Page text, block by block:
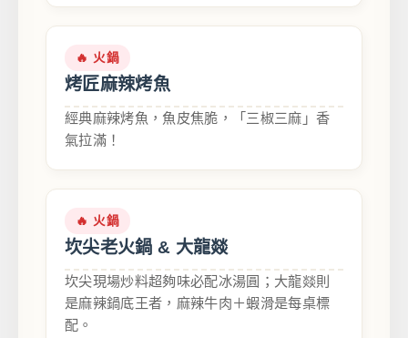
🔥 火鍋
烤匠麻辣烤魚
經典麻辣烤魚，魚皮焦脆，「三椒三麻」香
氣拉滿！
🔥 火鍋
坎尖老火鍋 & 大龍燚
坎尖現場炒料超夠味必配冰湯圓；大龍燚則
是麻辣鍋底王者，麻辣牛肉＋蝦滑是每桌標
配。